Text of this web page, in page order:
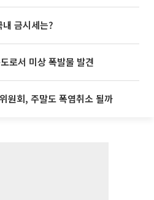
금시세는?
로서 미상 폭발물 발견
원회, 주말도 폭염취소 될까